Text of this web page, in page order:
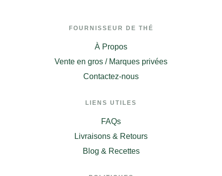
FOURNISSEUR DE THÉ
À Propos
Vente en gros / Marques privées
Contactez-nous
LIENS UTILES
FAQs
Livraisons & Retours
Blog & Recettes